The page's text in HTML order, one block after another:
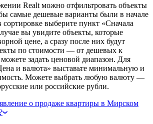
Realt можно отфильтровать объекты
самые дешевые варианты были в начале
сортировке выберите пункт «Сначала
вы увидите объекты, которые
цене, а сразу после них будут
по стоимости — от дешевых к
задать ценовой диапазон. Для
и валюта» выставьте минимальную и
Можете выбрать любую валюту —
или российские рубли.
о продаже квартиры в Мирском